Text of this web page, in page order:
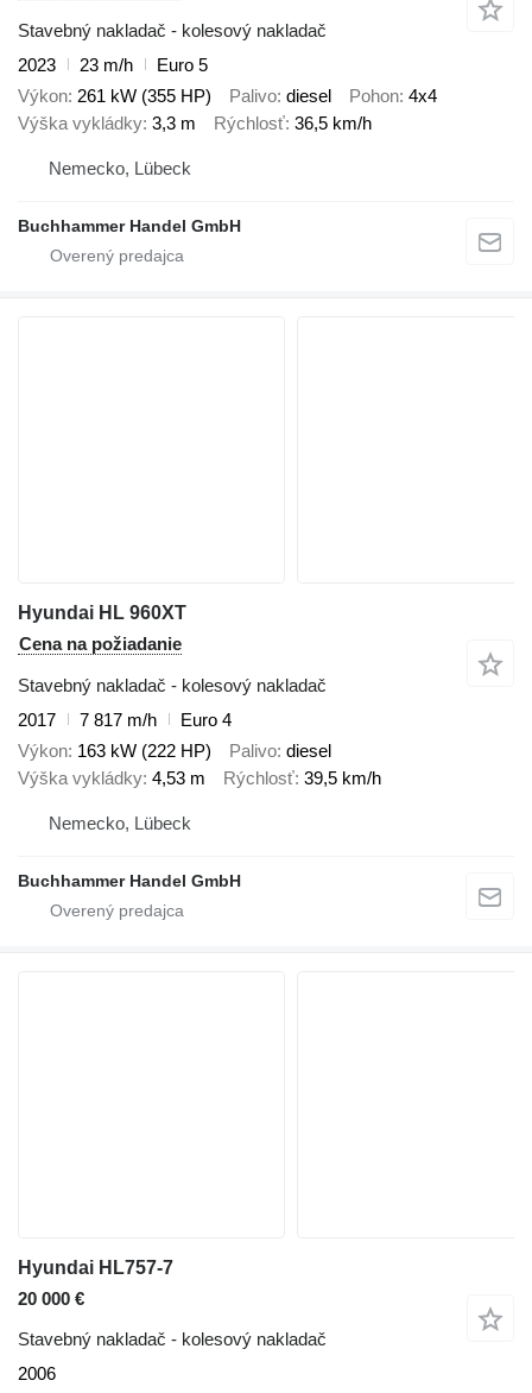
Stavebný nakladač - kolesový nakladač
2023
23 m/h
Euro 5
Výkon 261 kW (355 HP) Palivo diesel Pohon 4x4
Výška vykládky 3,3 m Rýchlosť 36,5 km/h
Nemecko, Lübeck
Buchhammer Handel GmbH
Hyundai HL 960XT
Cena na požiadanie
Stavebný nakladač - kolesový nakladač
2017
7 817 m/h
Euro 4
Výkon 163 kW (222 HP) Palivo diesel
Výška vykládky 4,53 m Rýchlosť 39,5 km/h
Nemecko, Lübeck
Buchhammer Handel GmbH
Hyundai HL757-7
20 000 €
Stavebný nakladač - kolesový nakladač
2006